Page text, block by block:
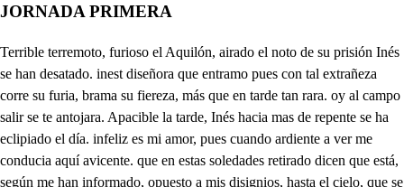
JORNADA PRIMERA
Terrible terremoto, furioso el Aquilón, airado el noto de su prisión Inés se han desatado. inest diseñora que entramo pues con tal extrañeza corre su furia, brama su fiereza, más que en tarde tan rara. oy al campo salir se te antojara. Apacible la tarde, Inés hacia mas de repente se ha eclipiado el día. infeliz es mi amor, pues cuando ardiente a ver me conducia aquí avicente. que en estas soledades retirado dicen que está, según me han informado, opuesto a mis disignios, hasta el cielo, que se conjura contra mí recelo. La tarde es espantosas No estoy dos de dos ya de estar medrosa ¿Qué relámpago, cielos tan horrible Pues el trueno, no es menos apacible el estruendo espantoso atemoriza. las dos quedamos echas hoy ceniza Mas ¡ay, cielos que el rayo aquí ha caído? un rayo de lo alto con fuego de polvora un escotillón por donde sube el demonio, no dices mal, pues rayo desprendido cayó del firmamento mi soberbia; y así, pues mi ardimiento. contunesto desmayo. por oponerse al cielo, bajo rayo. hoy qué guerra, otra vez hacerle espera. rayo baja también desde la esfera. del fuego de mí mismo, trayéndose tras si todo el abismo, toda mi furia ardiente para triunfar del cielo y de vicente. qué haces Ines? mirar en tanta ruina si te has quemado que suele achamus quina Por aquí es cosa cierta, el susto y el pavor me tiene muerta, Y así, si es que podemos. dónde ampararnos de este horror busquemos? Guía, por Dios, en tan fatal destino Senda no encuentro. Bástanos camino Ya mi astucia guiarte cautelosa sabrá a la misma parte donde vicente en oración se halla, para que en esta lid esta batalla que al cielo le presento, me dé tu ciego amor el vencimiento. Si antes con otro ardid no le consigo. nSigue Ines. eYate sigo? Infernal astucia mía, ya en la palestra nos vemos contra este humano prodigio, este asombro, este portento, en quien el cielo adelanta tanto su favor inmenso, que apenas se vio animado embrión, en el materno claustro, cuando a dar latidos como can dentro del mesmo seno, empezó, a cuyo nunca pasmó escuchado, acudiendo su madre, a un gusto varón, la predijo que muy presto daría a luz un infante tan prodigioso, que siendo caGuardaria leal de la Iglasia, el fiel y atento rebaño, pues con sus voces despertería del sueño de la culpa a los dormidos en sus vicios y sus yerros, y con sus latidos qué ira pondría pavor y miedo en el reino del espanto, De quien yo poseo el cetro quitándome de las manos como astuto lobo ambriento, cuantas presas, cuantas almas de rabia y enojo, ciego al arbicular mi agravio Aun con las voces no encuentro, vasallas las tuviese echas mi indusria. vasallas, ya de mi imperio. más dudosa ha de salir su profecía, aunque el cielo ya con caracteres puros la tenga en su azul cuaderno Escrita, o esté en la mente ya prevista de Dios, puesto que si el Albedrío libre le dejó, puede aquel mesmo derogar el propio influjo que consiguió malo, o bueno ya con sus vicios o ya con algún merecimiento. y así qué importa que nazca, vicente pasmo o portento de la gracia en el jardín o en el paraíso ameno de Valencia y árbol crezca de la vida a ser el mesmo quien corporal vida dé a cuantos se hallaren muertos por la culpa, ni qué importa porque nada en el progreso de su milagrosa vida omita yo, que queriendo casarle su noble padre, el humilde a sus pies puesto licencia grato le pida para entrar en el excelso orden sacro de Domingo, y que su padre deshecho en llanto, no solamente el permiso led; pero su legidima también y él la dé a pobres, cumpliendo por seguir mejor a Cristo con su apostólico ejemplo, ni que ya en la religión con maravilloso exceso se adelante en los estudios y ejercicios siempre austeros de la Castidad pobreza y obediencia en todo siendo sus penitencias tan grandes, sus méritos tan supremos y milagros, si vicente por más que elevar al cielo quiera el remontado ardor mientras vive humano dentro de la frágil vil materia de qué hombre está compuesto sujeto se ve a los vicios y apecar está dispuesto, Y así a la empresa iras mías, a escala vista asaltemos de esta inexpugnable plaza la fortaleza; y pues veo que es su penitencia, quien de mi furor defendiendo le está, siendo fuerte real, sea el asalto primero que se dé a su penitencia, para lo cual he dispuesto, que un ministro mío tome forma humana, y con el celo de la religión previerta su constancia, porque luego Laura el vencimiento logre, pero en vano gasto el tiempo en que refiera mi audacia lo que dirá el tiempo mesmo y más cuando ¡qué furor a mí al contrario veo en esa amena alquería posesión de su convento, en quien en quien argenta de plata elturia o sirve de espejo, en oración puesdo está, della divertir espero, su ardiente spíritu con traerle a su pensamiento, para lograr mis designios, la ventaja que el desierto hace, alque en contemplación desea estar siempre puesto con Dios, y a apartarse empieza de la oración, ahora es tiempo, infernal astucia mía. de ir a lograr mis intentos. Quién Dios mío, estuviera en vos, eternamente contemplando. si velo quien gozoso pudiera la amada soledad estar gozando del yermo, en cuya amenidad dichosa os goza aquel que en su quietud reposa. pues en las poblaciones por más que el alma estar con vos intenta tantas las ocasiones son que de vos la apartan, que, aunque atenta esté en vos siempre, porque sois su gloria os borra su inquietud de la memoria, que el yermo habita quién alguno hallara Ana coreta de tanto que en la vida perfecta que allí observa su celo me alumbrara para seguir sus huellas, mas que ve ae un hom Si es ilusión acaso del deseo? vesdido de maso. ¿Quién eres, parmo oy trodigios, con varba lia que admirado de repente, y levantara cuando el deseo te busca, encontrado me suspendes? un monje vicente, fui No te maravilles verme. cad egipodo desiertos cpos que lo Admiraron penitente, y a quien el cielo ya premia sus méritos con laureles. de tu deseo ha traído. movido de tu excelente virtud vengo en tus obscuras nieblas, como preeminente antorcha en la penitencia a alumbrarte y a ponerte en el camino seguro que tu vida segulir debe, para que te hagan plausible Tus virtudes excelentes, Mira bizante, hijo mío, ya previsto está en lamente De Dios que has de ser gran santo. bastantes indicios tienes de esto, pues la voz del pueblo la de Dios suele ser siempre, ya voces te llama santo toda Valencia de siete años milagros hacias, y obrarlos, sólo aquél puede que es escogido de Dios, en cuyo nombre merece obrarlos el hombre. Tú escegido de Dios eres y así, demás en ti son las penitencias, las crueles abstinencias y silicios, Dios, vicente, no te quiere penidente, maravilla de su gracia quiso hacerte por sí para exaltación de su poder. Tú no tienes que hacer mérito ninguno si ya de parte le adquieres Aldísimo, señor, si hacerle pretendieres, para juzgarte más digno de su gloria, Toma esté consejo que mi experiencia te da que es bien que te enseñe, dejé para la vejez tu virtud lo penitente, si a su súnma perfección ¿Quieres llegar? ¿Pues ¿quién quiere enflaqueciendo las fuerzas humanas, que luego legue grado su spíride al sunimo entes por el medio de impio mortificaciones, solo mal arrepentido vence y en medio de la carrera o le quedane, o se de tienerte que en materias de virtud también yerros se cometen. da al tiempo, pues, lo que es suyo que tarde o temprano debe darse al ser humano algún Desahogo en lo decente, confía más deti sin que nada te amedrente, pues de justicia su gloria te debe dar Dios Bárbaro, que de justicia Dios su gloria a nadie debel. y aunque el hipocrido trabe de quien eres te desmiente bien a conocerte dan. bruto infernal, tus aleves engaños, Dios es mi ampazo, en él confía mi débil flaqueza, él medará fuerzas, para que le agraden siempre mis penitencias, Tú solo enllar fuiste, fiera, quién rebelde Enflaquecio en el principio, pues oponiéndote aleve al sol que te amaneció en tu creación celeste, te despeñaste al abismo, y así, al abismo te vuelve, que yo te lo mandó, en nombre del señor. Ya te obedece mi infernal furia, dejando por el escotillón que subió Señas de mi fuego ardiente. el dema baja él Monje echando Pena enemigo de Dios. llamas Alpar Ah padre, que edor es éste? Toma tabaco de humo? ira de Dios, que mal huele, por aquí. Hermano al pargata. ¿A qué viene acá? Aponerme a sus pies, por sí descalzo Anda padre, cómo suele. Joando bien calzado, hermano, de hypocrescas se deje, viene a otra cosa. Vengos dos mil para bienes, Yadarle pues las dos naves de trigo que profetizo a la gente, en el sermón que hujo ayar desembarcando en el muelle ahora están, y como es tanta la falta que de él padece Valencia a milagro suyo toda lla ciudad lo viene. para darle las gracias le buscan todos alegres. en el convento habrá ahora sin los minos y mujeres más de veinte mill personas. por huir, hermano de ese disgusto, me vine aquí. Pues ¿de qué tenerle puede? De qué aplausos me den, cuando solo a Dios, las gracias deben darle que yo no hago nada. de lo que huyó yo a veces, Es de donde se trasteja. pues prevenido que teme. Que me pidan lo que debo, que es donde trastejan siempre. de no caer en pecado, es de lo que huir más debe, nunca cayera yo, padre, como en el mundo no hubiese de estos bellos tropezones, o riesgos, que hacia aquí vienen, ¿Qué riesgos dice? Mas Laura, sale aa pero en vano, incantas redes el enemigo me pones, pues vencido sale siempre. Seré nose el terremoto. cav Por eso buscando vienes el irís de tus tormentas, Pues aquí auscente tienes? venga conmigo, alpargata. Ya entiendo Padre vicente aguardad. ¿Qué me queréis Señora, Laura. querer quien tanto os estima, que puede saco. y en vano puede vencerse Si no es hablaros y veros. ya que en su pasión rebelde a vista del desengaño, otro alivio no le quede. se van allá. por así aqueal solamente, porque va crecido el vado, irse arodear por la puente. Moralista es el gorrón. Y aun tomista, si usted quiere darme algunas esperanzas la adoraré adredemente. Sabe el cuento de la zorra? Bueno fuera no saberle, miró unas ubas muy altas, y dijo: «Aun e